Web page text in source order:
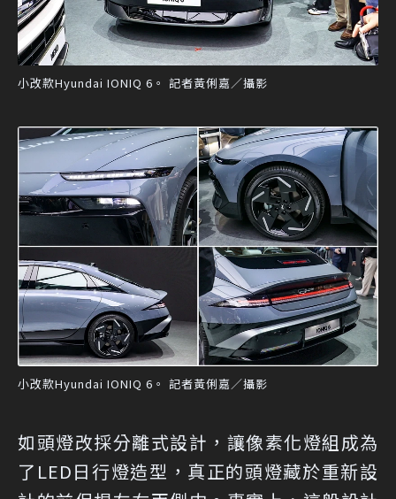
小改款Hyundai IONIQ 6。 記者黃俐嘉／攝影
小改款Hyundai IONIQ 6。 記者黃俐嘉／攝影
如頭燈改採分離式設計，讓像素化燈組成為
了LED日行燈造型，真正的頭燈藏於重新設